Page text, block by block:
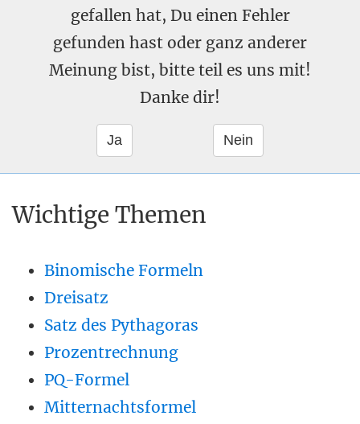
gefallen hat, Du einen Fehler
gefunden hast oder ganz anderer
Meinung bist, bitte teil es uns mit!
Danke dir!
Wichtige Themen
Binomische Formeln
Dreisatz
Satz des Pythagoras
Prozentrechnung
PQ-Formel
Mitternachtsformel